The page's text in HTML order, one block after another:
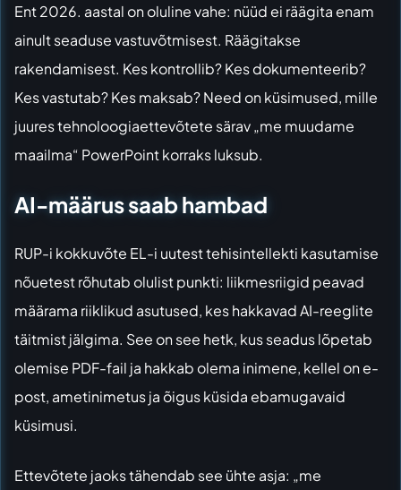
Ent 2026. aastal on oluline vahe: nüüd ei räägita enam
ainult seaduse vastuvõtmisest. Räägitakse
rakendamisest. Kes kontrollib? Kes dokumenteerib?
Kes vastutab? Kes maksab? Need on küsimused, mille
juures tehnoloogiaettevõtete särav „me muudame
maailma“ PowerPoint korraks luksub.
AI-määrus saab hambad
RUP-i kokkuvõte EL-i uutest tehisintellekti kasutamise
nõuetestrõhutab olulist punkti: liikmesriigid peavad
määrama riiklikud asutused, kes hakkavad AI-reeglite
täitmist jälgima. See on see hetk, kus seadus lõpetab
olemise PDF-fail ja hakkab olema inimene, kellel on e-
post, ametinimetus ja õigus küsida ebamugavaid
küsimusi.
Ettevõtete jaoks tähendab see ühte asja: „me